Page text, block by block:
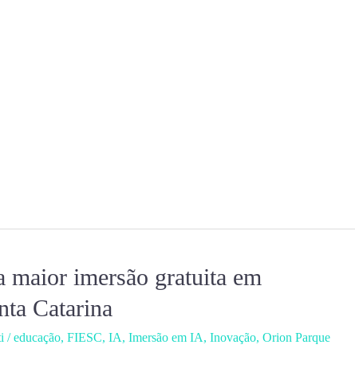
maior imersão gratuita em
Catarina
/educação, FIESC, IA, Imersão em IA, Inovação, Orion Parque